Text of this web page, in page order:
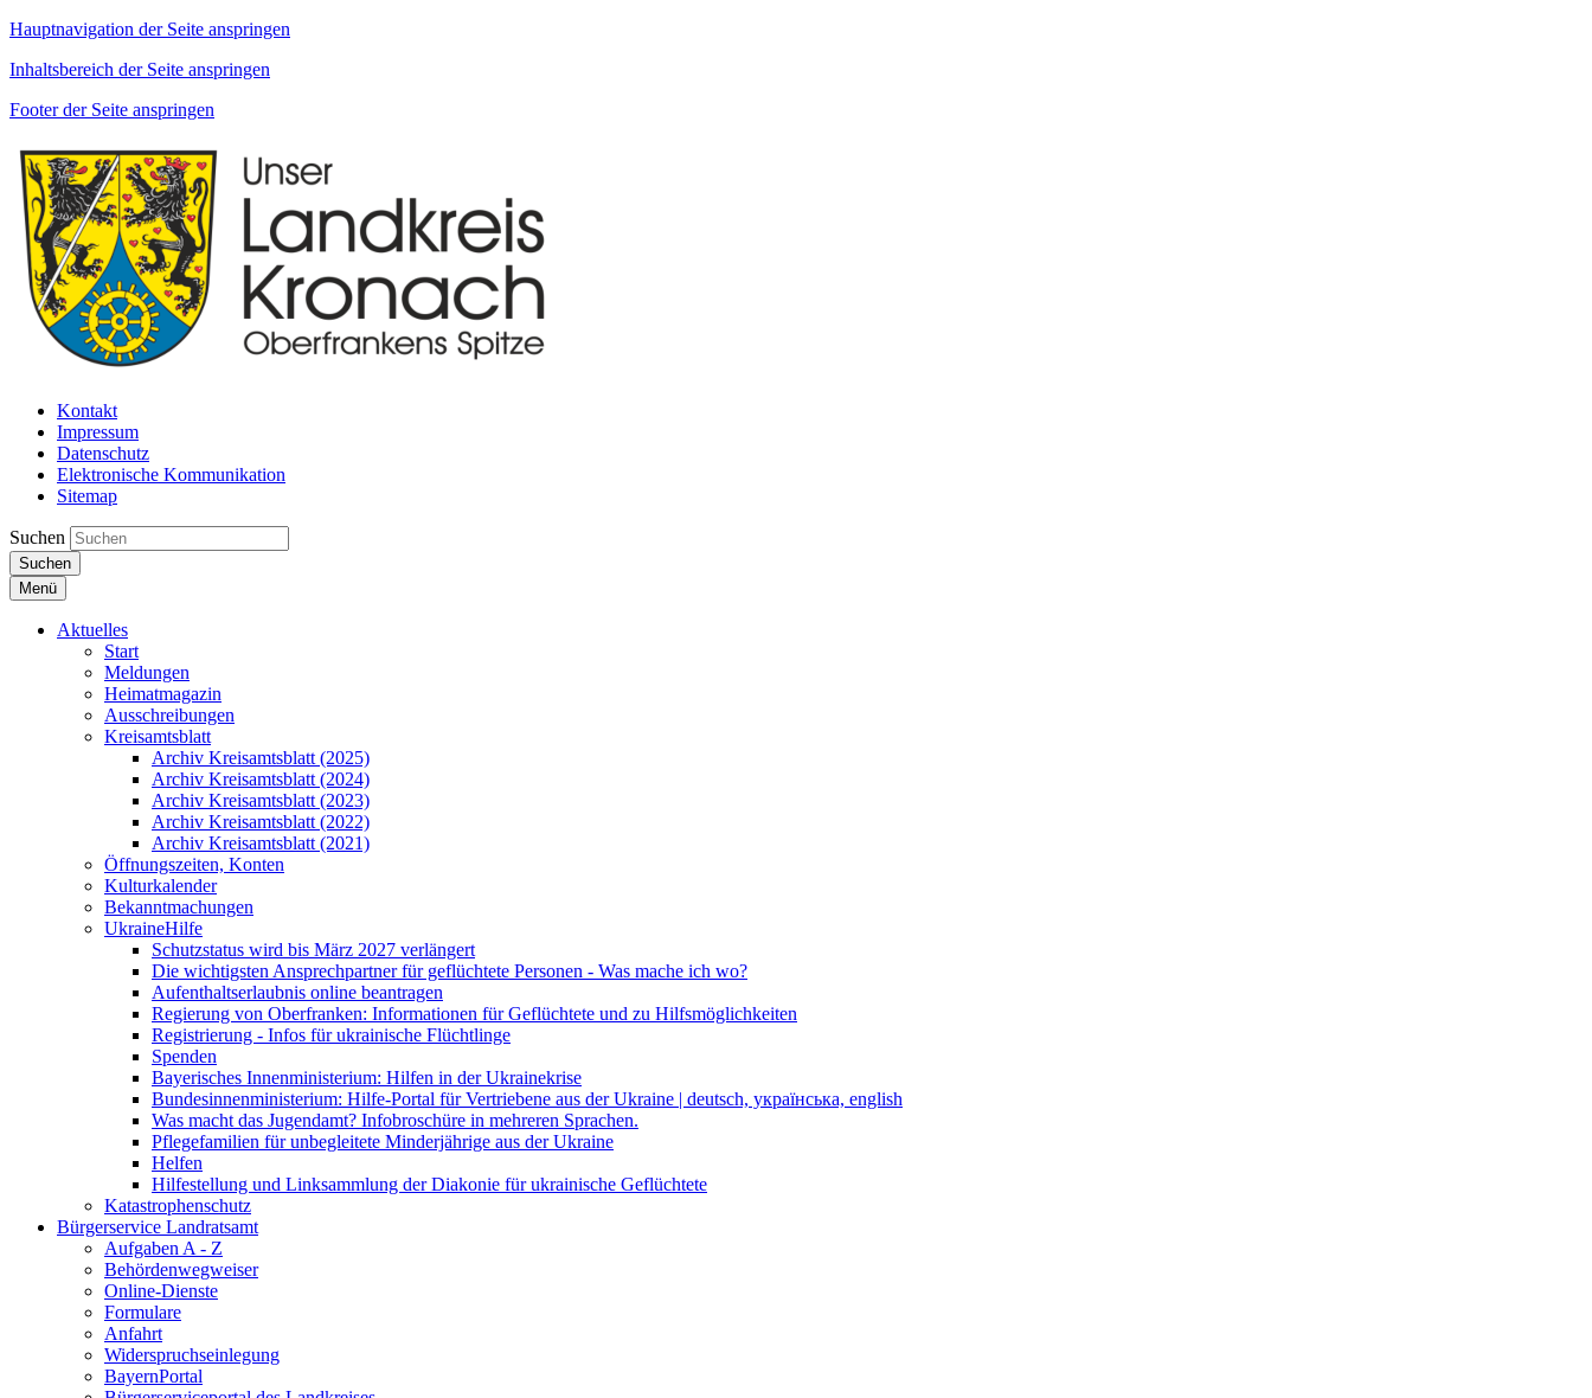
Hauptnavigation der Seite anspringen
Inhaltsbereich der Seite anspringen
Footer der Seite anspringen
Kontakt
Impressum
Datenschutz
Elektronische Kommunikation
Sitemap
Suchen
Suchen
Menü
Aktuelles
Start
Meldungen
Heimatmagazin
Ausschreibungen
Kreisamtsblatt
Archiv Kreisamtsblatt (2025)
Archiv Kreisamtsblatt (2024)
Archiv Kreisamtsblatt (2023)
Archiv Kreisamtsblatt (2022)
Archiv Kreisamtsblatt (2021)
Öffnungszeiten, Konten
Kulturkalender
Bekanntmachungen
UkraineHilfe
Schutzstatus wird bis März 2027 verlängert
Die wichtigsten Ansprechpartner für geflüchtete Personen - Was mache ich wo?
Aufenthaltserlaubnis online beantragen
Regierung von Oberfranken: Informationen für Geflüchtete und zu Hilfsmöglichkeiten
Registrierung - Infos für ukrainische Flüchtlinge
Spenden
Bayerisches Innenministerium: Hilfen in der Ukrainekrise
Bundesinnenministerium: Hilfe-Portal für Vertriebene aus der Ukraine | deutsch, українська, english
Was macht das Jugendamt? Infobroschüre in mehreren Sprachen.
Pflegefamilien für unbegleitete Minderjährige aus der Ukraine
Helfen
Hilfestellung und Linksammlung der Diakonie für ukrainische Geflüchtete
Katastrophenschutz
Bürgerservice Landratsamt
Aufgaben A - Z
Behördenwegweiser
Online-Dienste
Formulare
Anfahrt
Widerspruchseinlegung
BayernPortal